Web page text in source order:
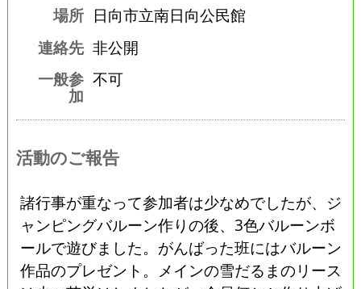
場所 日向市立南日向公民館
連絡先 非公開
一般参
加
不可
活動のご報告
諸行事が重なって参加者は少なめでしたが、ジ
ャンピングバルーン作りの後、3色バルーンボ
ールで遊びました。がんばった班にはバルーン
作品のプレゼント。メインの雪だるまのリース